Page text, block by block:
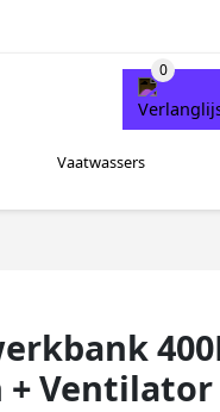
Vaatwassers
+